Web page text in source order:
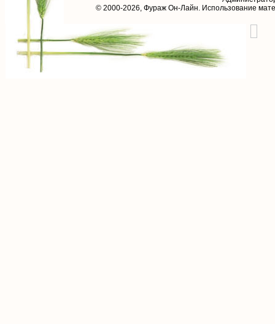
© 2000-2026, Фураж Он-Лайн. Использование